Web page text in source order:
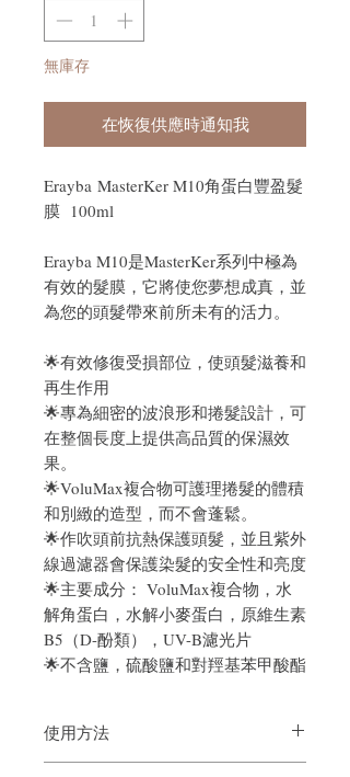
無庫存
在恢復供應時通知我
Erayba MasterKer M10角蛋白豐盈髮
膜 100ml
Erayba M10是MasterKer系列中極為
有效的髮膜，它將使您夢想成真，並
為您的頭髮帶來前所未有的活力。
🌟有效修復受損部位，使頭髮滋養和
再生作用
🌟專為細密的波浪形和捲髮設計，可
在整個長度上提供高品質的保濕效
果。
🌟VoluMax複合物可護理捲髮的體積
和別緻的造型，而不會蓬鬆。
🌟作吹頭前抗熱保護頭髮，並且紫外
線過濾器會保護染髮的安全性和亮度
🌟主要成分： VoluMax複合物，水
解角蛋白，水解小麥蛋白，原維生素
B5（D-酚類），UV-B濾光片
🌟不含鹽，硫酸鹽和對羥基苯甲酸酯
使用方法